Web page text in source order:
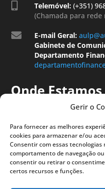
Gerir o
Para fornecer as melhores
cookies para armazenar e/ou
Consentir com essas
comportamento de navegação
consentir ou retirar o
certos recursos e funções.
Telemóvel: (+351)
(Chamada para rede
 E-mail Geral:
Gabinete de
Departamento
Onde Estamos